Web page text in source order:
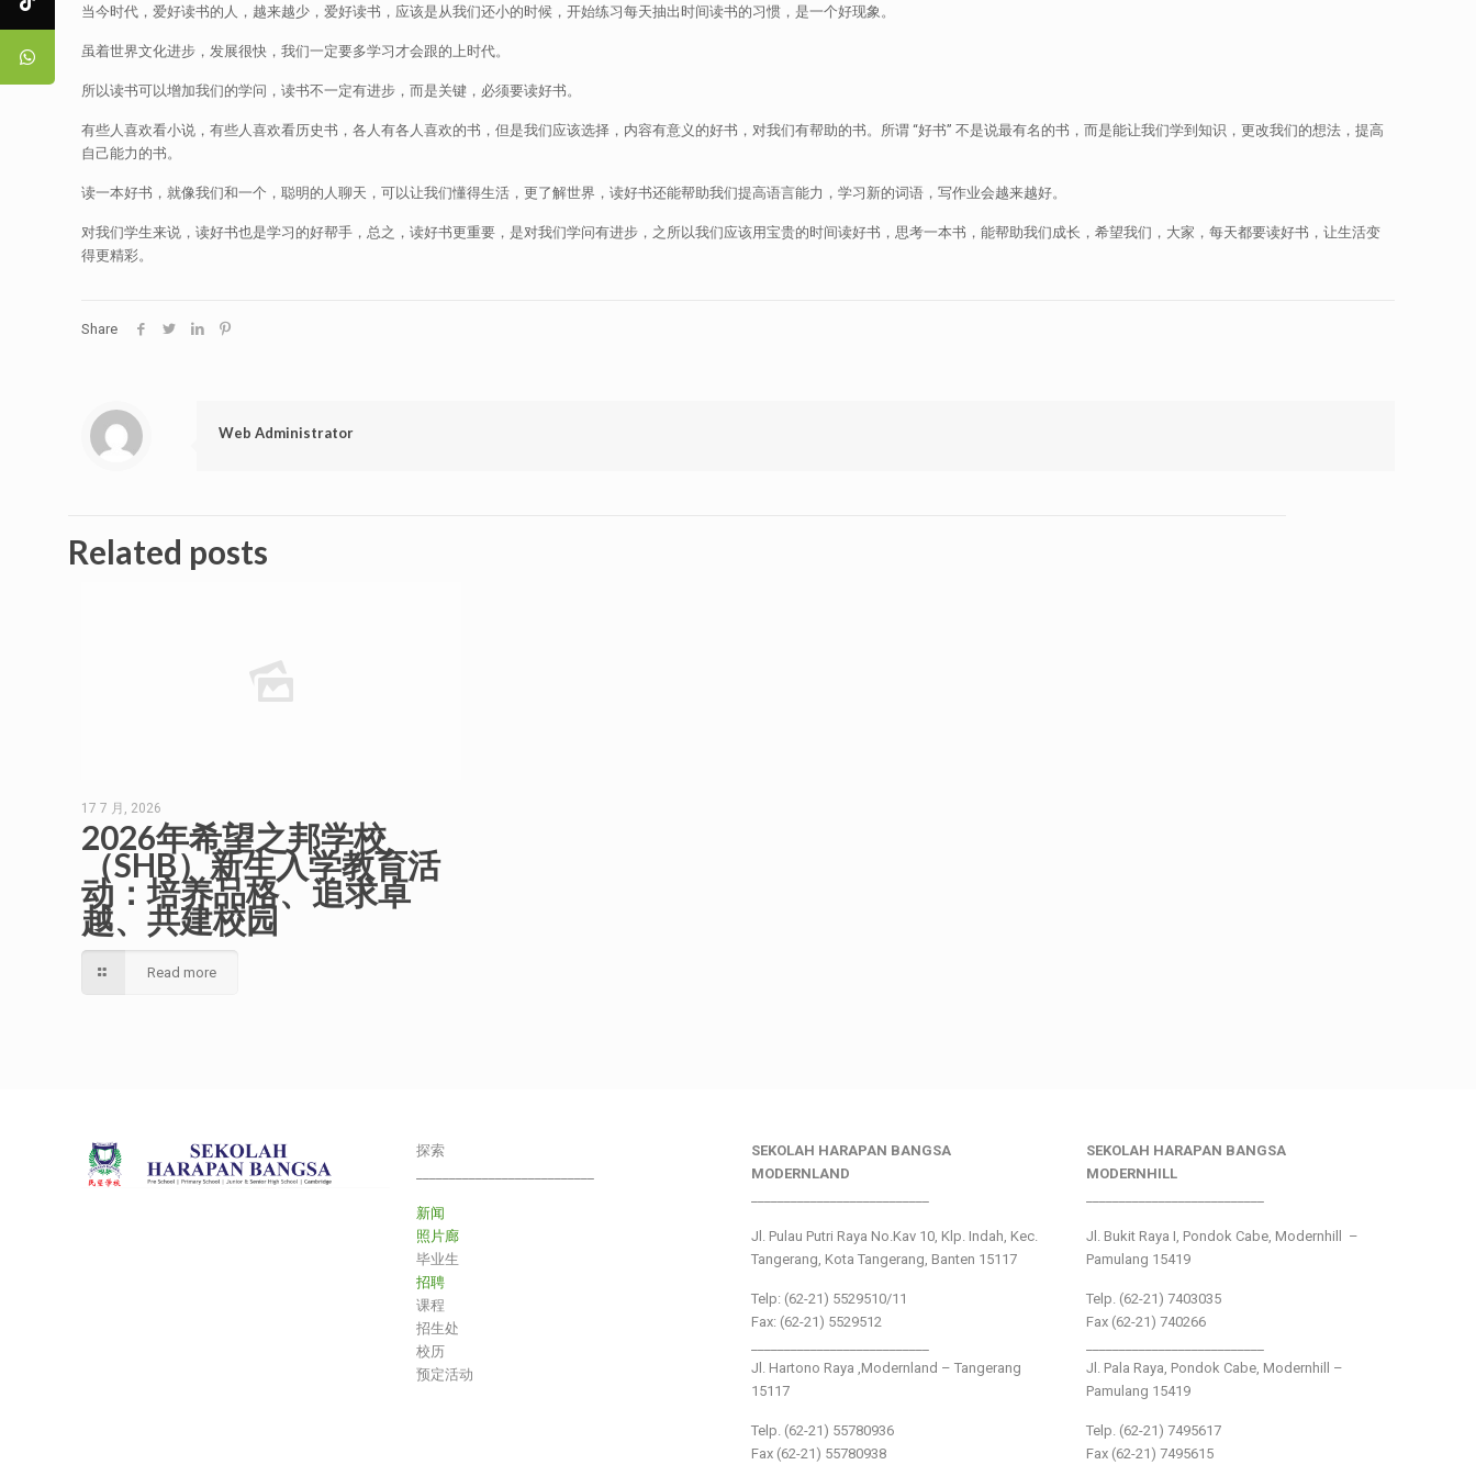
当今时代，爱好读书的人，越来越少，爱好读书，应该是从我们还小的时候，开始练习每天抽出时间读书的习惯，是一个好现象。
虽着世界文化进步，发展很快，我们一定要多学习才会跟的上时代。
所以读书可以增加我们的学问，读书不一定有进步，而是关键，必须要读好书。
有些人喜欢看小说，有些人喜欢看历史书，各人有各人喜欢的书，但是我们应该选择，内容有意义的好书，对我们有帮助的书。所谓 “好书” 不是说最有名的书，而是能让我们学到知识，更改我们的想法，提高
自己能力的书。
读一本好书，就像我们和一个，聪明的人聊天，可以让我们懂得生活，更了解世界，读好书还能帮助我们提高语言能力，学习新的词语，写作业会越来越好。
对我们学生来说，读好书也是学习的好帮手，总之，读好书更重要，是对我们学问有进步，之所以我们应该用宝贵的时间读好书，思考一本书，能帮助我们成长，希望我们，大家，每天都要读好书，让生活变
得更精彩。
Share
Web Administrator
Related posts
17 7 月, 2026
2026年希望之邦学校
（SHB）新生入学教育活
动：培养品格、追求卓
越、共建校园
Read more
探索
新闻
照片廊
毕业生
招聘
课程
招生处
校历
预定活动
SEKOLAH HARAPAN BANGSA
MODERNLAND
Jl. Pulau Putri Raya No.Kav 10, Klp. Indah, Kec.
Tangerang, Kota Tangerang, Banten 15117
Telp: (62-21) 5529510/11
Fax: (62-21) 5529512
Jl. Hartono Raya ,Modernland – Tangerang
15117
Telp. (62-21) 55780936
Fax (62-21) 55780938
SEKOLAH HARAPAN BANGSA
MODERNHILL
Jl. Bukit Raya I, Pondok Cabe, Modernhill –
Pamulang 15419
Telp. (62-21) 7403035
Fax (62-21) 740266
Jl. Pala Raya, Pondok Cabe, Modernhill –
Pamulang 15419
Telp. (62-21) 7495617
Fax (62-21) 7495615